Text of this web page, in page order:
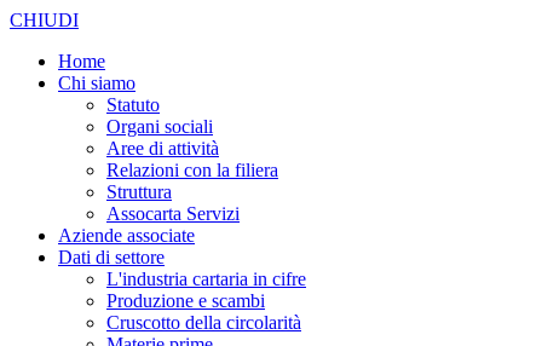
CHIUDI
Home
Chi siamo
Statuto
Organi sociali
Aree di attività
Relazioni con la filiera
Struttura
Assocarta Servizi
Aziende associate
Dati di settore
L'industria cartaria in cifre
Produzione e scambi
Cruscotto della circolarità